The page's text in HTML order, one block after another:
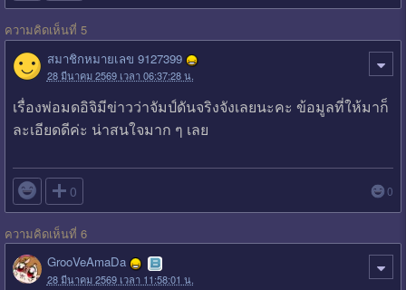
ความคิดเห็นที่ 5
สมาชิกหมายเลข 9127399
28 มีนาคม 2569 เวลา 06:37:28 น.
เรื่องพ่อมดอิจิมีข่าวว่าจัมป์ดันจริงจังเลยนะคะ ข้อมูลที่ให้มาก็
ละเอียดดีค่ะ น่าสนใจมาก ๆ เลย
 0 0
ความคิดเห็นที่ 6
GrooVeAmaDa
28 มีนาคม 2569 เวลา 11:58:01 น.